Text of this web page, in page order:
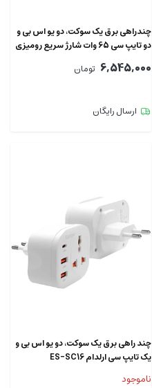
چندراهی برق یک سوکت، دو یو اس بی و
دو تایپ سی 65 وات شارژ سریع رومیزی
PSZM000901
6,545,000 تومان
ارسال رایگان
چند راهی برق یک سوکت، دو یو اس بی و
یک تایپ سی ارلدام ES-SC16
ناموجود